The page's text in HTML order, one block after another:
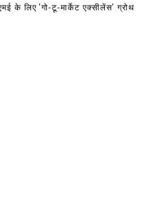
के लिए 'गो-टू-मार्केट एक्सीलेंस' ग्रोथ